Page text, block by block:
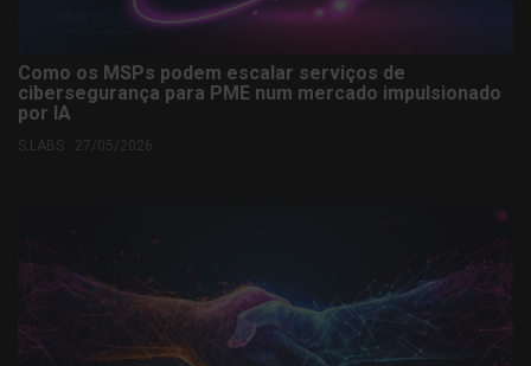
Como os MSPs podem escalar serviços de
cibersegurança para PME num mercado impulsionado
por IA
S.LABS . 27/05/2026